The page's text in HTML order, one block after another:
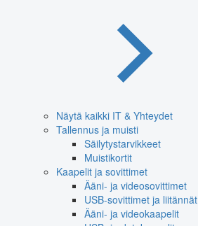
Näytä kaikki IT & Yhteydet
Tallennus ja muisti
Säilytystarvikkeet
Muistikortit
Kaapelit ja sovittimet
Ääni- ja videosovittimet
USB-sovittimet ja liitännät
Ääni- ja videokaapelit